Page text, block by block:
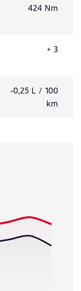
424 Nm
+ 3
-0,25 L / 100
km